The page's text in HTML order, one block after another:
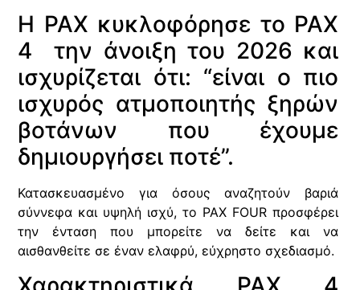
Η PAX κυκλοφόρησε το PAX
4 την άνοιξη του 2026 και
ισχυρίζεται ότι: “είναι ο πιο
ισχυρός ατμοποιητής ξηρών
βοτάνων που έχουμε
δημιουργήσει ποτέ”.
Κατασκευασμένο για όσους αναζητούν βαριά
σύννεφα και υψηλή ισχύ, το PAX FOUR προσφέρει
την ένταση που μπορείτε να δείτε και να
αισθανθείτε σε έναν ελαφρύ, εύχρηστο σχεδιασμό.